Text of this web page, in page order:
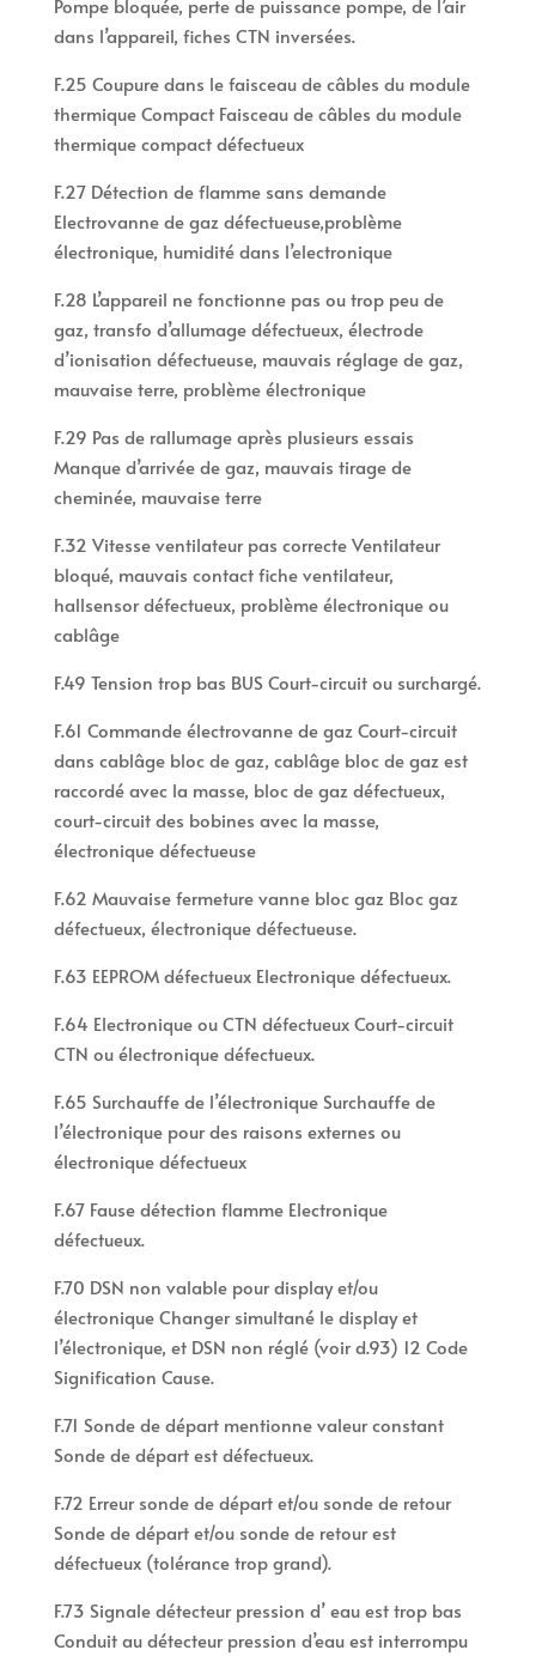
Pompe bloquée, perte de puissance pompe, de l’air
dans l’appareil, fiches CTN inversées.
F.25 Coupure dans le faisceau de câbles du module
thermique Compact Faisceau de câbles du module
thermique compact défectueux
F.27 Détection de flamme sans demande
Electrovanne de gaz défectueuse,problème
électronique, humidité dans l’electronique
F.28 L’appareil ne fonctionne pas ou trop peu de
gaz, transfo d’allumage défectueux, électrode
d’ionisation défectueuse, mauvais réglage de gaz,
mauvaise terre, problème électronique
F.29 Pas de rallumage après plusieurs essais
Manque d’arrivée de gaz, mauvais tirage de
cheminée, mauvaise terre
F.32 Vitesse ventilateur pas correcte Ventilateur
bloqué, mauvais contact fiche ventilateur,
hallsensor défectueux, problème électronique ou
cablâge
F.49 Tension trop bas BUS Court-circuit ou surchargé.
F.61 Commande électrovanne de gaz Court-circuit
dans cablâge bloc de gaz, cablâge bloc de gaz est
raccordé avec la masse, bloc de gaz défectueux,
court-circuit des bobines avec la masse,
électronique défectueuse
F.62 Mauvaise fermeture vanne bloc gaz Bloc gaz
défectueux, électronique défectueuse.
F.63 EEPROM défectueux Electronique défectueux.
F.64 Electronique ou CTN défectueux Court-circuit
CTN ou électronique défectueux.
F.65 Surchauffe de l’électronique Surchauffe de
l’électronique pour des raisons externes ou
électronique défectueux
F.67 Fause détection flamme Electronique
défectueux.
F.70 DSN non valable pour display et/ou
électronique Changer simultané le display et
l’électronique, et DSN non réglé (voir d.93) 12 Code
Signification Cause.
F.71 Sonde de départ mentionne valeur constant
Sonde de départ est défectueux.
F.72 Erreur sonde de départ et/ou sonde de retour
Sonde de départ et/ou sonde de retour est
défectueux (tolérance trop grand).
F.73 Signale détecteur pression d’ eau est trop bas
Conduit au détecteur pression d’eau est interrompu